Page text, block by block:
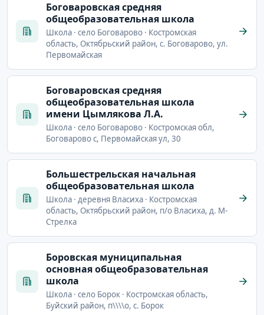
Боговаровская средняя
общеобразовательная школа
Школа · село Боговарово · Костромская
область, Октябрьский район, с. Боговарово, ул.
Первомайская
Боговаровская средняя
общеобразовательная школа
имени Цымлякова Л.А.
Школа · село Боговарово · Костромская обл,
Боговарово с, Первомайская ул, 30
Большестрельская начальная
общеобразовательная школа
Школа · деревня Власиха · Костромская
область, Октябрьский район, п/о Власиха, д. М-
Стрелка
Боровская муниципальная
основная общеобразовательная
школа
Школа · село Борок · Костромская область,
Буйский район, п\\\\о, с. Борок